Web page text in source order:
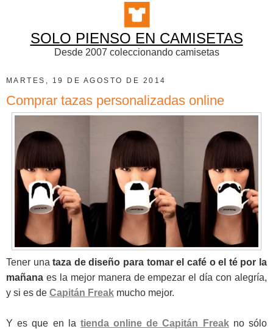
SOLO PIENSO EN CAMISETAS
Desde 2007 coleccionando camisetas
MARTES, 19 DE AGOSTO DE 2014
Comprar tazas personalizadas online
Tener unataza de diseño para tomar el café o el té por la
mañana es la mejor manera de empezar el día con alegría,
y si es de Capitán Freak mucho mejor.
Y es que en la tienda online de Capitán Freakno sólo